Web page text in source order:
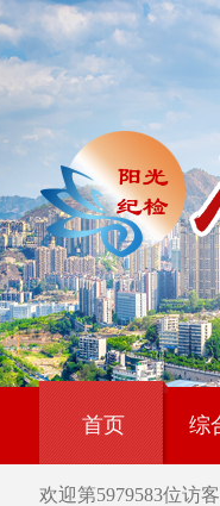
首页 综
欢迎第5979583位访客